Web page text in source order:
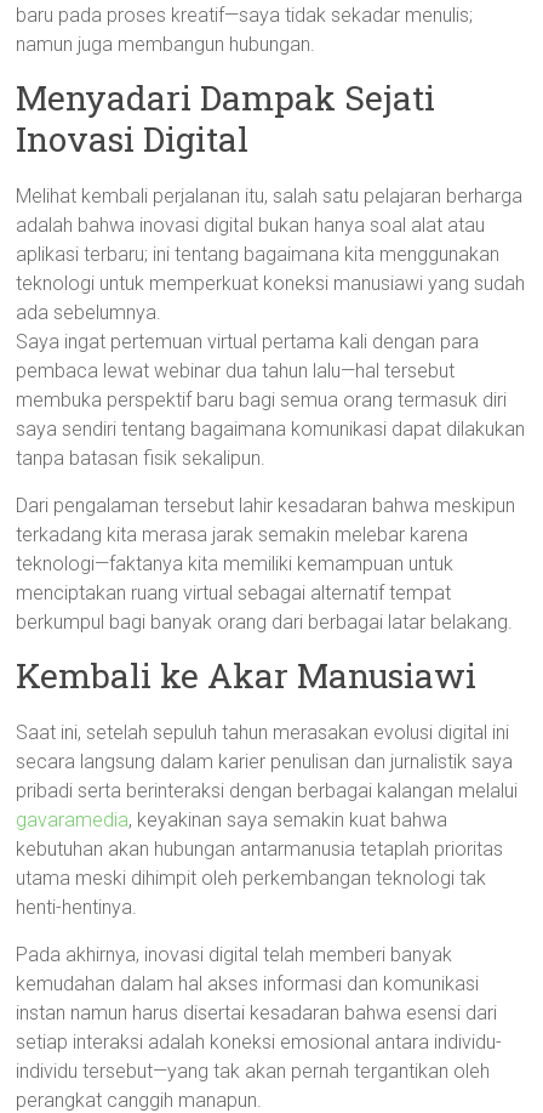
baru pada proses kreatif—saya tidak sekadar menulis;
namun juga membangun hubungan.
Menyadari Dampak Sejati
Inovasi Digital
Melihat kembali perjalanan itu, salah satu pelajaran berharga
adalah bahwa inovasi digital bukan hanya soal alat atau
aplikasi terbaru; ini tentang bagaimana kita menggunakan
teknologi untuk memperkuat koneksi manusiawi yang sudah
ada sebelumnya.
Saya ingat pertemuan virtual pertama kali dengan para
pembaca lewat webinar dua tahun lalu—hal tersebut
membuka perspektif baru bagi semua orang termasuk diri
saya sendiri tentang bagaimana komunikasi dapat dilakukan
tanpa batasan fisik sekalipun.
Dari pengalaman tersebut lahir kesadaran bahwa meskipun
terkadang kita merasa jarak semakin melebar karena
teknologi—faktanya kita memiliki kemampuan untuk
menciptakan ruang virtual sebagai alternatif tempat
berkumpul bagi banyak orang dari berbagai latar belakang.
Kembali ke Akar Manusiawi
Saat ini, setelah sepuluh tahun merasakan evolusi digital ini
secara langsung dalam karier penulisan dan jurnalistik saya
pribadi serta berinteraksi dengan berbagai kalangan melalui
gavaramedia, keyakinan saya semakin kuat bahwa
kebutuhan akan hubungan antarmanusia tetaplah prioritas
utama meski dihimpit oleh perkembangan teknologi tak
henti-hentinya.
Pada akhirnya, inovasi digital telah memberi banyak
kemudahan dalam hal akses informasi dan komunikasi
instan namun harus disertai kesadaran bahwa esensi dari
setiap interaksi adalah koneksi emosional antara individu-
individu tersebut—yang tak akan pernah tergantikan oleh
perangkat canggih manapun.